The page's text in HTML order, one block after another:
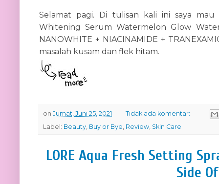
Selamat pagi. Di tulisan kali ini saya
Whitening Serum Watermelon Glow
NANOWHITE + NIACINAMIDE +
masalah kusam dan flek hitam.
on Jumat, Juni 25, 2021
Tidak ada komentar:
Label: Beauty, Buy or Bye, Review, Skin Care
LORE Aqua Fresh Setting
Side